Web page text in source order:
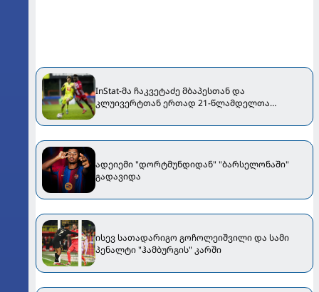
InStat-მა ჩაკვეტაძე მბაპესთან და
კლუივერტთან ერთად 21-წლამდელთა
ადეიემი "დორტმუნდიდან" "ბარსელონაში"
გადავიდა
ისევ სათადარიგო გოჩოლეიშვილი და სამი
პენალტი "ჰამბურგის" კარში